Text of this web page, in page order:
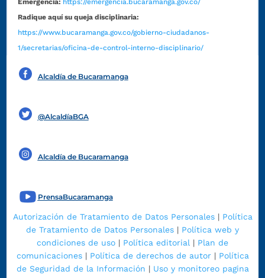
Emergencia: https://emergencia.bucaramanga.gov.co/
Radique aquí su queja disciplinaria:
https://www.bucaramanga.gov.co/gobierno-ciudadanos-
1/secretarias/oficina-de-control-interno-disciplinario/
Alcaldía de Bucaramanga
@AlcaldíaBGA
Alcaldía de Bucaramanga
PrensaBucaramanga
Autorización de Tratamiento de Datos Personales| Política
de Tratamiento de Datos Personales | Política web y
condiciones de uso | Política editorial | Plan de
comunicaciones| Política de derechos de autor| Política
de Seguridad de la Información | Uso y monitoreo pagina